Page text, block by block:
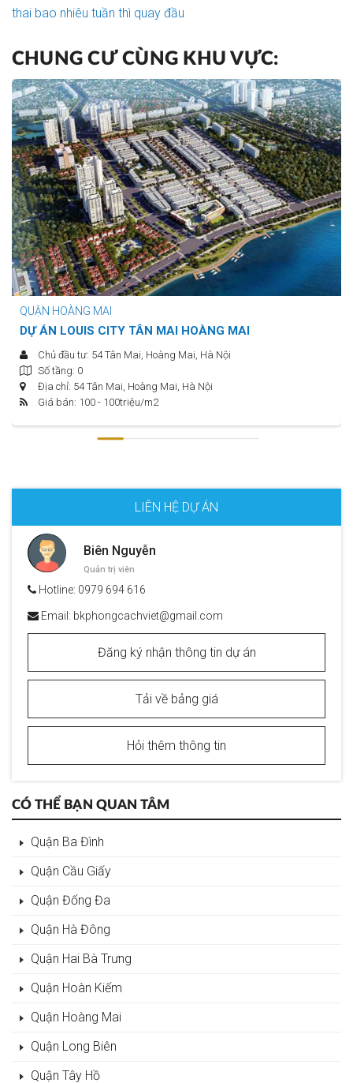
thai bao nhiêu tuần thì quay đầu
CHUNG CƯ CÙNG KHU VỰC:
QUẬN HOÀNG MAI
DỰ ÁN LOUIS CITY TÂN MAI HOÀNG MAI
Chủ đầu tư: 54 Tân Mai, Hoàng Mai, Hà Nội
Số tầng: 0
Địa chỉ: 54 Tân Mai, Hoàng Mai, Hà Nội
Giá bán: 100 - 100triệu/m2
LIÊN HỆ DỰ ÁN
Biên Nguyễn
Quản trị viên
Hotline: 0979 694 616
Email: bkphongcachviet@gmail.com
Đăng ký nhận thông tin dự án
Tải về bảng giá
Hỏi thêm thông tin
CÓ THỂ BẠN QUAN TÂM
Quận Ba Đình
Quận Cầu Giấy
Quận Đống Đa
Quận Hà Đông
Quận Hai Bà Trưng
Quận Hoàn Kiếm
Quận Hoàng Mai
Quận Long Biên
Quận Tây Hồ